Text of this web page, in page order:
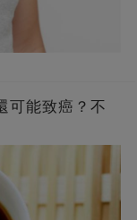
可能致癌？不